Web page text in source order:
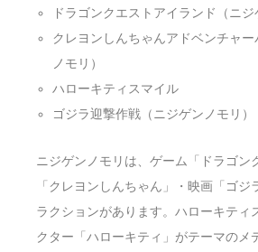
ドラゴンクエストアイランド（ニジ
クレヨンしんちゃんアドベンチャ
ノモリ）
ハローキティスマイル
ゴジラ迎撃作戦（ニジゲンノモリ）
ニジゲンノモリは、ゲーム「ドラゴン
「クレヨンしんちゃん」・映画「ゴジ
ラクションがあります。ハローキティ
クター「ハローキティ」がテーマのメ